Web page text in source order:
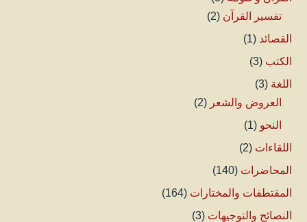
تفسير القرآن (2)
القصائد (1)
الكتب (3)
اللغة (3)
العروض والشعر (2)
النحو (1)
اللقاءات (2)
المحاضرات (140)
المقتطفات والمختارات (164)
النصائح والتوجيهات (3)